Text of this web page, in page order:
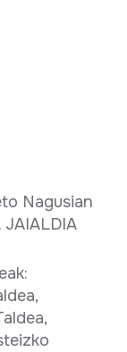
Nagusian
JAIALDIA